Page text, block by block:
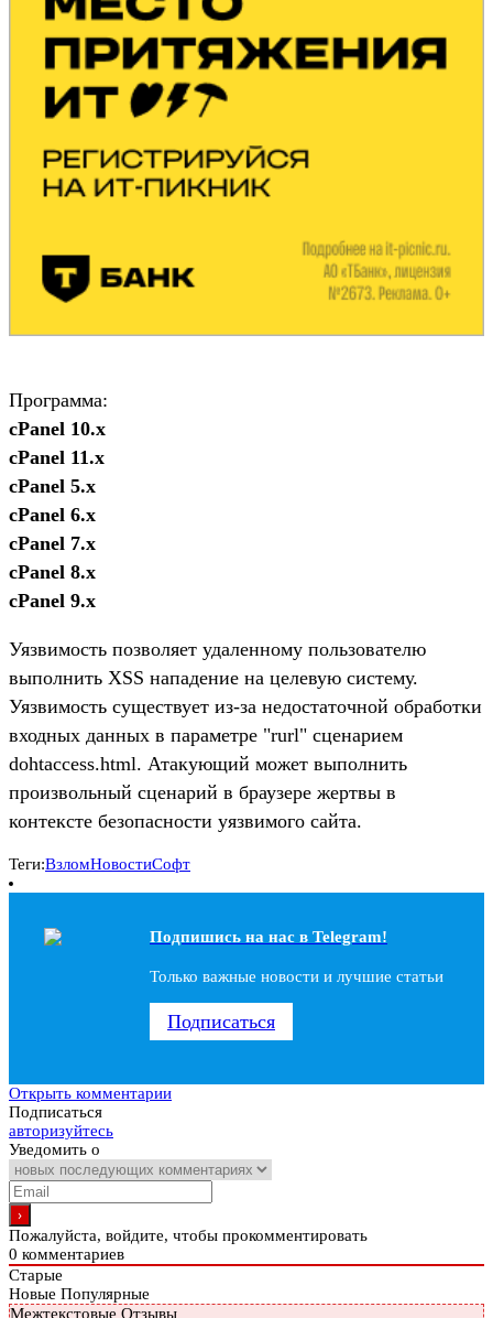
Программа:
cPanel 10.x
cPanel 11.x
cPanel 5.x
cPanel 6.x
cPanel 7.x
cPanel 8.x
cPanel 9.x
Уязвимость позволяет удаленному пользователю
выполнить XSS нападение на целевую систему.
Уязвимость существует из-за недостаточной обработки
входных данных в параметре "rurl" сценарием
dohtaccess.html. Атакующий может выполнить
произвольный сценарий в браузере жертвы в
контексте безопасности уязвимого сайта.
Теги:ВзломНовостиСофт
Подпишись на наc в Telegram!
Только важные новости и лучшие статьи
Подписаться
Открыть комментарии
Подписаться
авторизуйтесь
Уведомить о
Пожалуйста, войдите, чтобы прокомментировать
0 комментариев
Старые
Новые Популярные
Межтекстовые Отзывы